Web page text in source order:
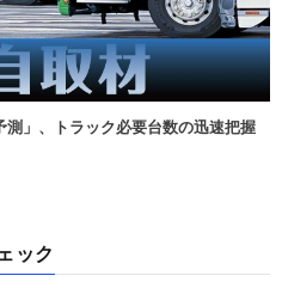
測」、トラック必要台数の迅速把握
ック